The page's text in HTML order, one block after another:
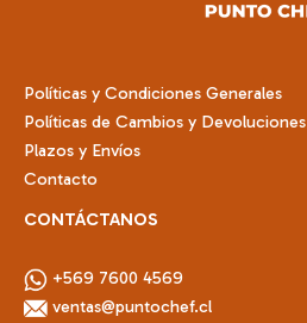
producto
Políticas y Condiciones Generales
Políticas de Cambios y Devoluciones
Plazos y Envíos
Contacto
CONTÁCTANOS
+569 7600 4569
ventas@puntochef.cl